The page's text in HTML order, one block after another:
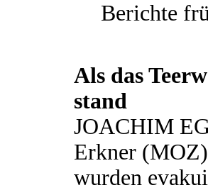
Berichte
Als das
stand
JOACHIM
Erkner
wurden